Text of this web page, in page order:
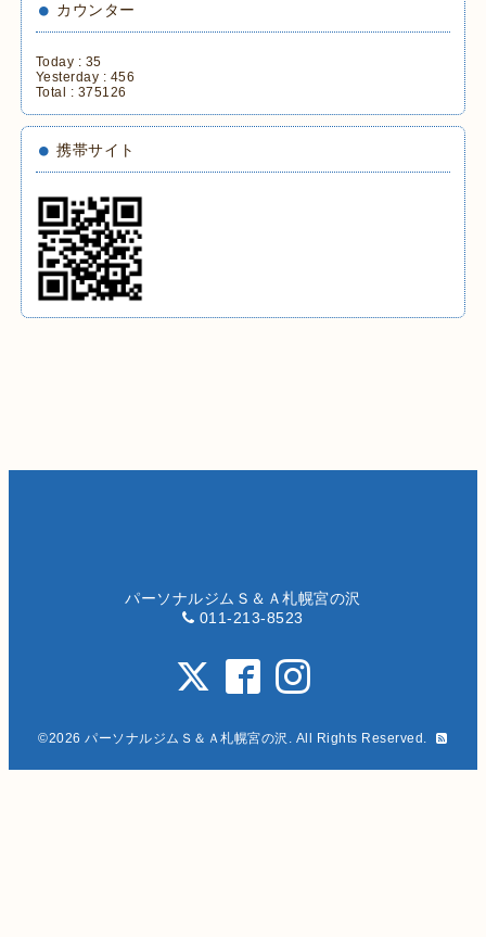
カウンター
Today : 35
Yesterday : 456
Total : 375126
携帯サイト
パーソナルジムＳ＆Ａ札幌宮の沢
011-213-8523
©2026パーソナルジムＳ＆Ａ札幌宮の沢 . All Rights Reserved.